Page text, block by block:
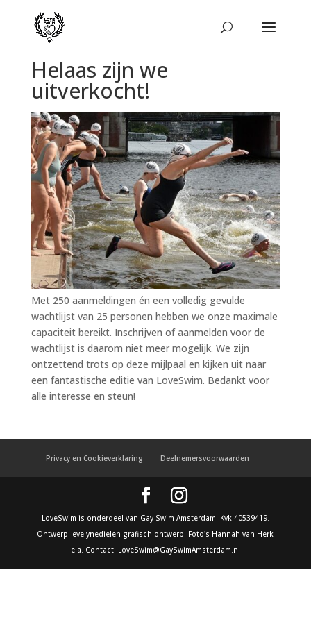
Helaas zijn we
uitverkocht!
Met 250 aanmeldingen én een volledig gevulde
wachtlijst van 25 personen hebben we onze maximale
capaciteit bereikt. Inschrijven of aanmelden voor de
wachtlijst is daarom niet meer mogelijk. We zijn
ontzettend trots op deze mijlpaal en kijken uit naar
een fantastische editie van LoveSwim. Bedankt voor
alle interesse en steun!
Privacy en Cookieverklaring Deelnemersvoorwaarden
LoveSwim is onderdeel van Gay Swim Amsterdam. Kvk 40539419.
Ontwerp: evelynedielen grafisch ontwerp. Foto's Hannah van Herk
e.a. Contact: LoveSwim@GaySwimAmsterdam.nl